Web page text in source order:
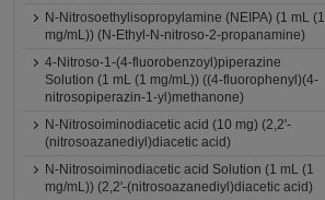
N-Nitrosoethylisopropylamine (NEIPA) (1 mL (1
mg/mL)) (N-Ethyl-N-nitroso-2-propanamine)
4-Nitroso-1-(4-fluorobenzoyl)piperazine
Solution (1 mL (1 mg/mL)) ((4-fluorophenyl)(4-
nitrosopiperazin-1-yl)methanone)
N-Nitrosoiminodiacetic acid (10 mg) (2,2'-
(nitrosoazanediyl)diacetic acid)
N-Nitrosoiminodiacetic acid Solution (1 mL (1
mg/mL)) (2,2'-(nitrosoazanediyl)diacetic acid)